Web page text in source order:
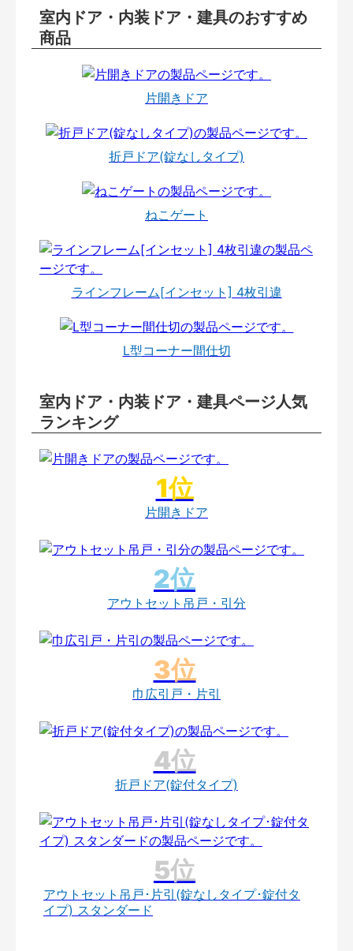
室内ドア・内装ドア・建具のおすすめ
商品
片開きドア
折戸ドア(錠なしタイプ)
ねこゲート
ラインフレーム[インセット] 4枚引違
L型コーナー間仕切
室内ドア・内装ドア・建具ページ人気
ランキング
片開きドア
アウトセット吊戸・引分
巾広引戸・片引
折戸ドア(錠付タイプ)
アウトセット吊戸･片引(錠なしタイプ･錠付タ
イプ) スタンダード